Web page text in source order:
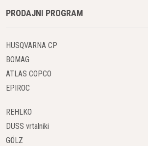
PRODAJNI PROGRAM
HUSQVARNA CP
BOMAG
ATLAS COPCO
EPIROC
REHLKO
DUSS vrtalniki
GÖLZ